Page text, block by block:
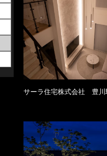
サーラ住宅株式会社 豊川